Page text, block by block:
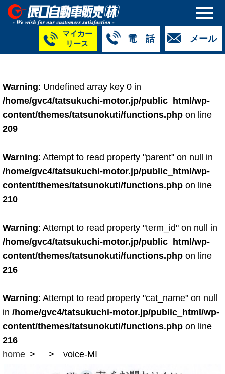
メール
電 話
4427
050-5268-
8009
2318
0024
2424
4430
マイカー
リース
Warning: Undefined array key 0 in
/home/gvc4/tatsukuchi-motor.jp/public_html/wp-
content/themes/tatsunokuti/functions.php on line
209
Warning: Attempt to read property "parent" on null in
/home/gvc4/tatsukuchi-motor.jp/public_html/wp-
content/themes/tatsunokuti/functions.php on line
210
Warning: Attempt to read property "term_id" on null in
/home/gvc4/tatsukuchi-motor.jp/public_html/wp-
content/themes/tatsunokuti/functions.php on line
216
Warning: Attempt to read property "cat_name" on null
in /home/gvc4/tatsukuchi-motor.jp/public_html/wp-
content/themes/tatsunokuti/functions.php on line
216
home
voice-MI